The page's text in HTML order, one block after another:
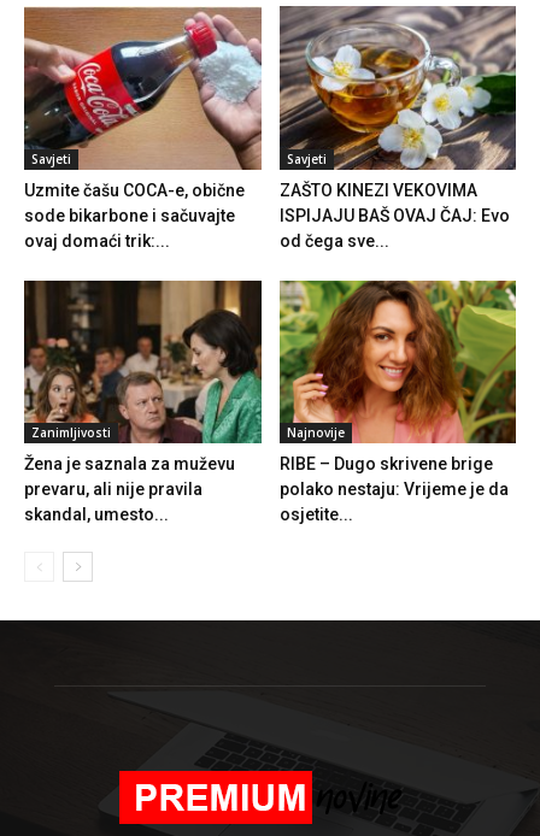
Savjeti
Uzmite čašu COCA-e, obične
sode bikarbone i sačuvajte
ovaj domaći trik:...
Savjeti
ZAŠTO KINEZI VEKOVIMA
ISPIJAJU BAŠ OVAJ ČAJ: Evo
od čega sve...
Zanimljivosti
Žena je saznala za muževu
prevaru, ali nije pravila
skandal, umesto...
Najnovije
RIBE – Dugo skrivene brige
polako nestaju: Vrijeme je da
osjetite...